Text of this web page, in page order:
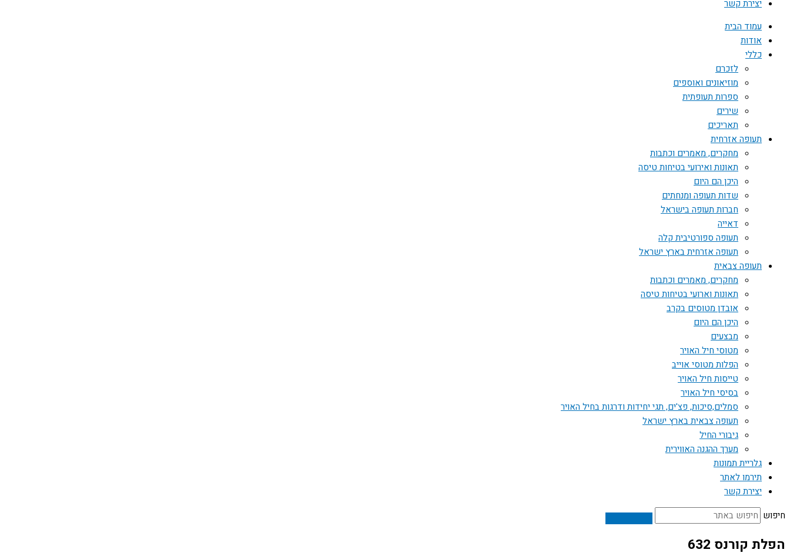
יצירת קשר
עמוד הבית
אודות
כללי
לזכרם
מוזיאונים ואוספים
ספרות תעופתית
שירים
תאריכים
תעופה אזרחית
מחקרים, מאמרים וכתבות
תאונות ואירועי בטיחות טיסה
היכן הם היום
שדות תעופה ומנחתים
חברות תעופה בישראל
דאייה
תעופה ספורטיבית קלה
תעופה אזרחית בארץ ישראל
תעופה צבאית
מחקרים, מאמרים וכתבות
תאונות וארועי בטיחות טיסה
אובדן מטוסים בקרב
היכן הם היום
מבצעים
מטוסי חיל האויר
הפלות מטוסי אוייב
טייסות חיל האויר
בסיסי חיל האויר
סמלים,סיכות, פצ'ים, תגי יחידות ודרגות בחיל האויר
תעופה צבאית בארץ ישראל
גיבורי החיל
מערך ההגנה האווירית
גלריית תמונות
תירמו לאתר
יצירת קשר
חיפוש
הפלת קורנס 632